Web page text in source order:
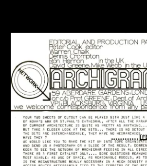
M+藏品
进一步筛选
关于M+藏品